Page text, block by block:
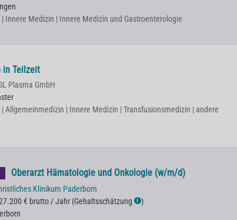
Innere Medizin | Innere Medizin und Gastroenterologie
Teilzeit
Plasma GmbH
Allgemeinmedizin | Innere Medizin | Transfusionsmedizin | andere
Oberarzt Hämatologie und Onkologie (w/m/d)
Klinikum Paderborn
€ brutto / Jahr (Gehaltsschätzung ℹ )